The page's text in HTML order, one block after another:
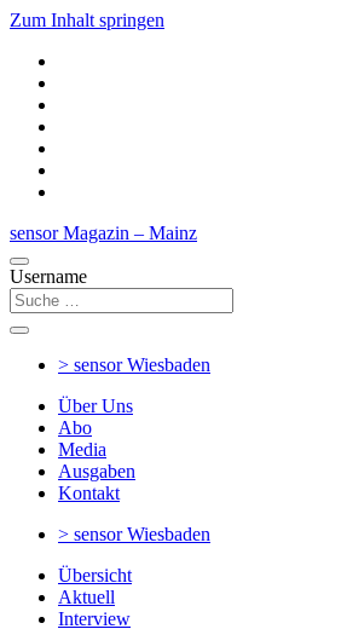
Zum Inhalt springen
sensor Magazin – Mainz
Username
> sensorWiesbaden
Über Uns
Abo
Media
Ausgaben
Kontakt
> sensorWiesbaden
Übersicht
Aktuell
Interview